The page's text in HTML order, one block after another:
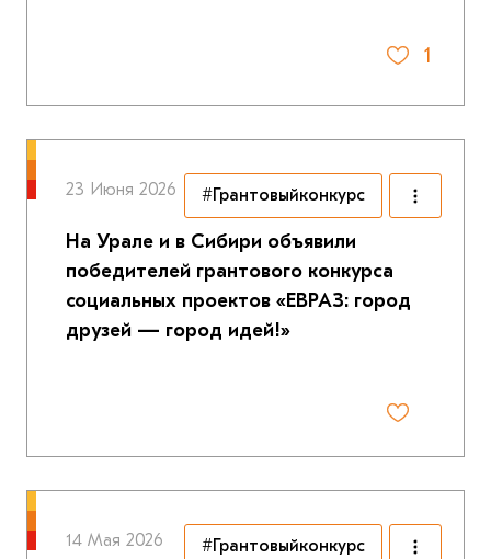
1
23 Июня 2026
На Урале и в Сибири объявили
победителей грантового конкурса
социальных проектов «ЕВРАЗ: город
друзей — город идей!»
#Грантовыйконкурс
14 Мая 2026 #Грантовыйконкурс